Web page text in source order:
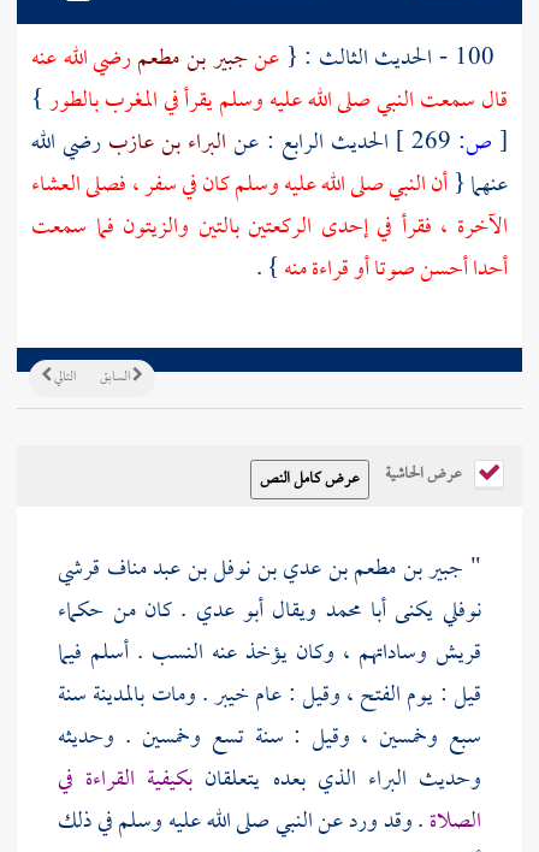
عنجبير بن مطعمرضي الله عنه
قال سمعت النبي صلى الله عليه وسلم يقرأ في المغرب بالطور}
[ص: الحديث الرابع : عنالبراء بن عازبرضي الله
عنهما {أن النبي صلى الله عليه وسلم كان في سفر ، فصلى العشاء
الآخرة ، فقرأ في إحدى الركعتين بالتين والزيتون فما سمعت
أحدا أحسن صوتا أو قراءة منه} .
التالي السابق
عرض الحاشية
" جبير بن مطعم بن عدي بن نوفل بن عبد مناف قرشي
نوفلي يكنى أبا محمد ويقال أبو عدي . كان من حكماء
قريش وساداتهم ، وكان يؤخذ عنه النسب . أسلم فيما
قيل : يوم الفتح ، وقيل : عامخيبر. وماتبالمدينةسنة
سبع وخمسين ، وقيل : سنة تسع وخمسين . وحديثه
وحديث البراء الذي بعده يتعلقان بكيفية القراءة في
الصلاة. وقد ورد عن النبي صلى الله عليه وسلم في ذلك